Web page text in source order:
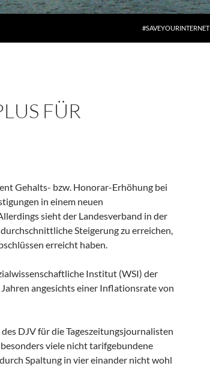
#SAVEYOURINTERNET
FÜR
Gehalts- bzw. Honorar-Erhöhung bei
in einem neuen
sieht der Landesverband in der
Steigerung zu erreichen,
erreicht haben.
Institut (WSI) der
angesichts einer Inflationsrate von
DJV für die Tageszeitungsjournalisten
viele nicht tarifgebundene
Spaltung in vier einander nicht wohl